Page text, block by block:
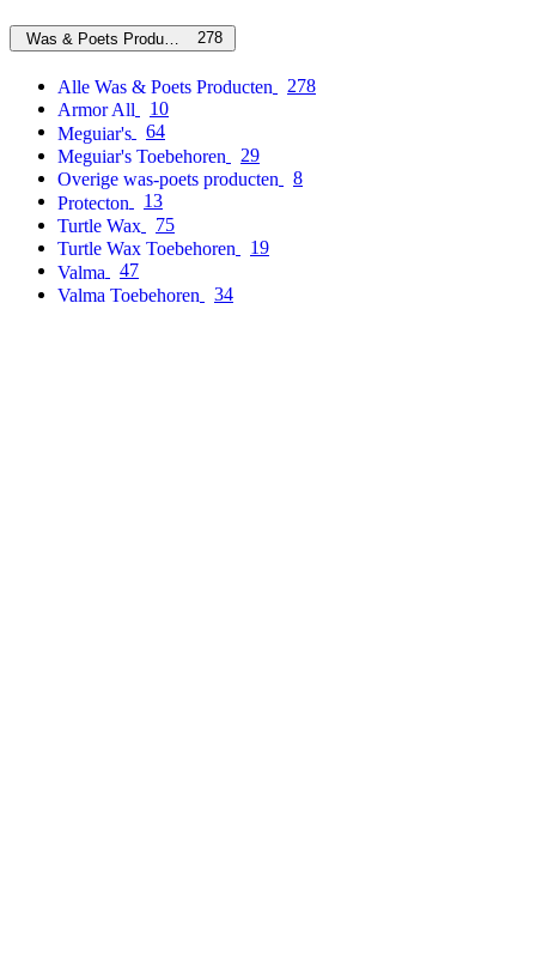
Was & Poets Producten 278
Alle Was & Poets Producten
278
Armor All
10
Meguiar's
64
Meguiar's Toebehoren
29
Overige was-poets producten
8
Protecton
13
Turtle Wax
75
Turtle Wax Toebehoren
19
Valma
47
Valma Toebehoren
34